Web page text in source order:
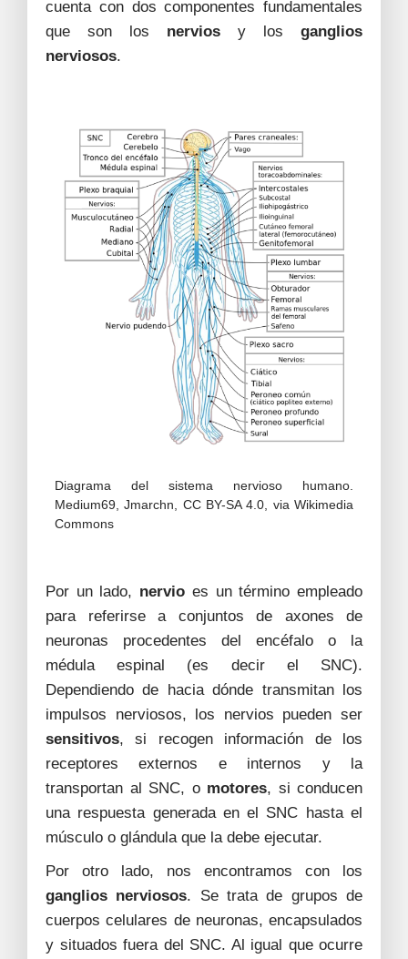
cuenta con dos componentes fundamentales
que son los nervios y los ganglios
nerviosos.
Diagrama del sistema nervioso humano.
Medium69, Jmarchn, CC BY-SA 4.0, via Wikimedia
Commons
Por un lado, nervio es un término empleado
para referirse a conjuntos de axones de
neuronas procedentes del encéfalo o la
médula espinal (es decir el SNC).
Dependiendo de hacia dónde transmitan los
impulsos nerviosos, los nervios pueden ser
sensitivos, si recogen información de los
receptores externos e internos y la
transportan al SNC, o motores, si conducen
una respuesta generada en el SNC hasta el
músculo o glándula que la debe ejecutar.
Por otro lado, nos encontramos con los
ganglios nerviosos. Se trata de grupos de
cuerpos celulares de neuronas, encapsulados
y situados fuera del SNC. Al igual que ocurre